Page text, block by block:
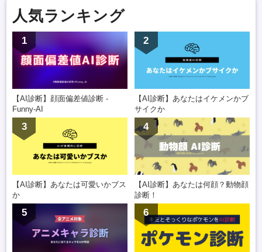
人気ランキング
1
【AI診断】顔面偏差値診断 -
Funny-AI
2
【AI診断】あなたはイケメンかブ
サイクか
3
【AI診断】あなたは可愛いかブス
か
4
【AI診断】あなたは何顔？動物顔
診断！
5 6